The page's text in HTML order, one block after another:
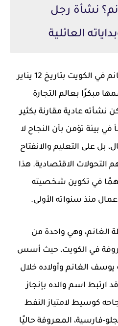
نشأة رجل
العائلية
وُلد قتيبة يوسف أحمد الغانم في الكويت بتاريخ 12 يناير
مبكرًا بعالم التجارة
نشأته عادية مقارنة بكثير
بيئة تؤمن بأن النجاح لا
على التعليم والانفتاح
التحولات الاقتصادية. هذا
مهمًا في تكوين شخصيته
منذ سنواته الأولى.
الغانم، وهي واحدة من
في الكويت، حيث أسس
الغانم وأولاده خلال
ارتبط اسم والده بإنجاز
كوسيط لامتياز النفط
فارسية، المعروفة حاليًا